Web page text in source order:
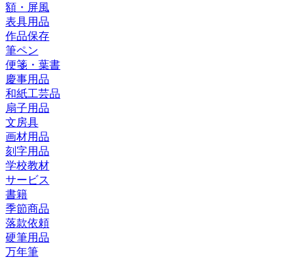
額・屏風
表具用品
作品保存
筆ペン
便箋・葉書
慶事用品
和紙工芸品
扇子用品
文房具
画材用品
刻字用品
学校教材
サービス
書籍
季節商品
落款依頼
硬筆用品
万年筆